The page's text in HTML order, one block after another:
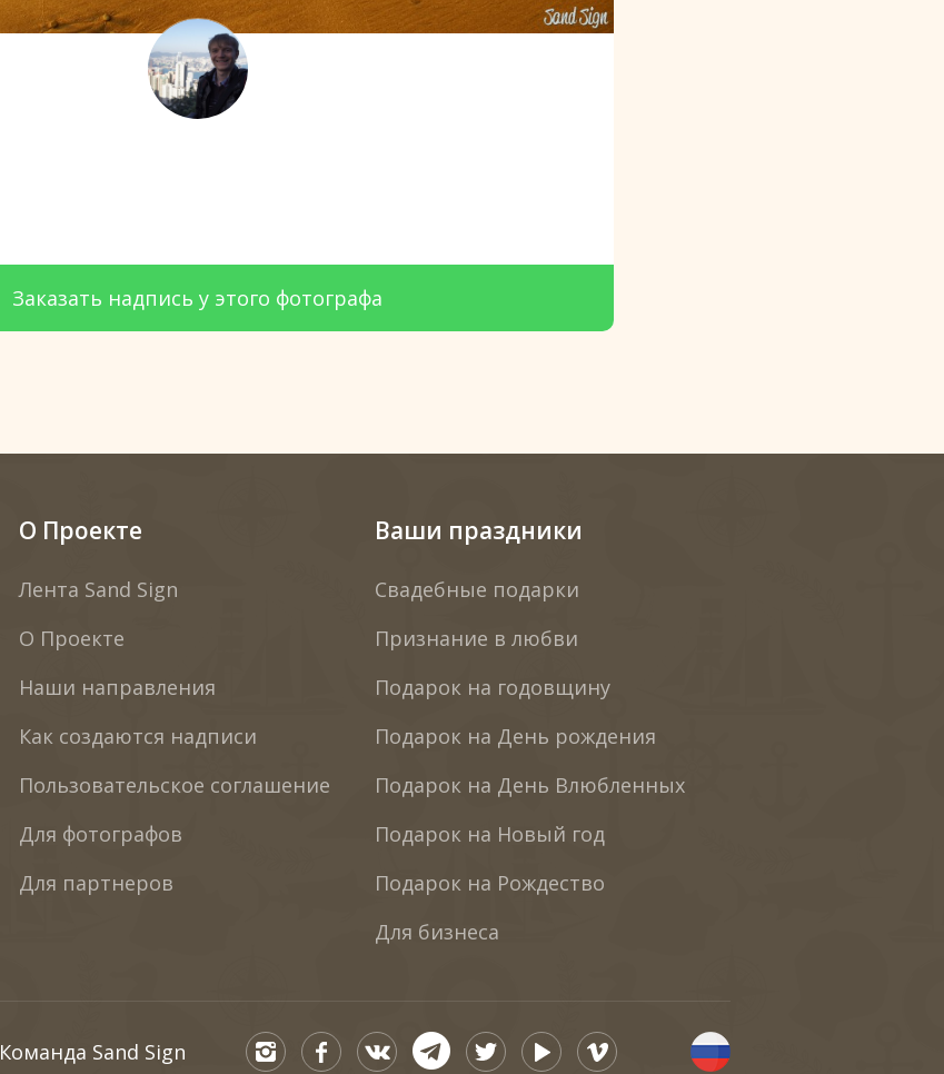
Заказать надпись у этого фотографа
О Проекте
Лента Sand Sign
О Проекте
Наши направления
Как создаются надписи
Пользовательское соглашение
Для фотографов
Для партнеров
Ваши праздники
Свадебные подарки
Признание в любви
Подарок на годовщину
Подарок на День рождения
Подарок на День Влюбленных
Подарок на Новый год
Подарок на Рождество
Для бизнеса
Команда Sand Sign